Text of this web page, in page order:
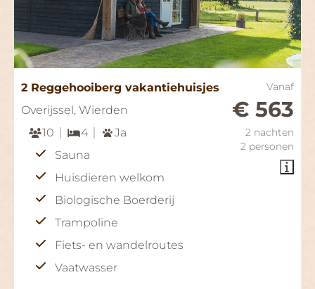
Vanaf
€ 563
2 nachten
2 personen
2 Reggehooiberg vakantiehuisjes
Overijssel, Wierden
10
4
Ja
Sauna
Huisdieren welkom
Biologische Boerderij
Trampoline
Fiets- en wandelroutes
Vaatwasser